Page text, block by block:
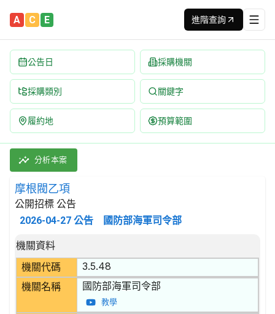
A C E 進階查詢
公告日 採購機關
採購類別 關鍵字
履約地 預算範圍
摩根閥乙項 招標公告 | 案號：PE15085P105 | 公開招標 公告
採購類別：財物類 電動機,發電機,變壓器及其附件 | 招標
分析本案
摩根閥乙項
公開招標 公告
2026-04-27 公告 國防部海軍司令部
招標公告詳細內容
機關資料
機關代碼
3.5.48
機關名稱 國防部海軍司令部
教學